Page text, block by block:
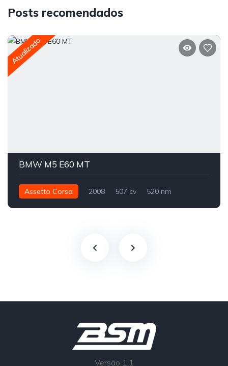
Posts recomendados
Atualizado
BMW M5 E60 MT
Assetto Corsa 2008 507 cv
520 nm
Versão 1.1